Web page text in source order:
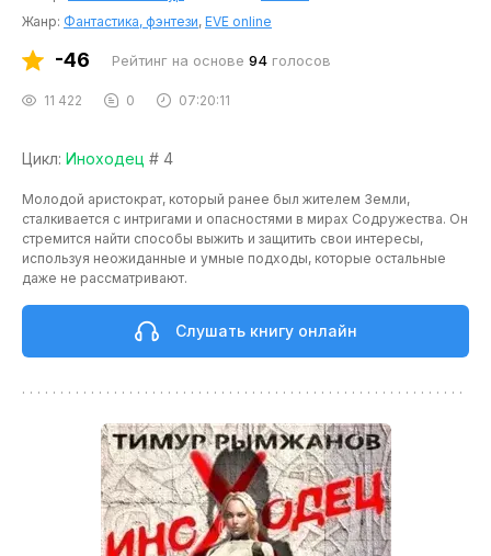
Жанр: Фантастика, фэнтези, EVE online
-46 Рейтинг на основе 94 голосов
11 422 0 07:20:11
Цикл: Иноходец # 4
Молодой аристократ, который ранее был жителем Земли,
сталкивается с интригами и опасностями в мирах Содружества. Он
стремится найти способы выжить и защитить свои интересы,
используя неожиданные и умные подходы, которые остальные
даже не рассматривают.
Слушать книгу онлайн